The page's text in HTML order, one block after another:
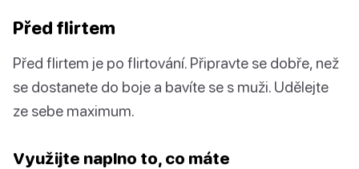
Před flirtem
Před flirtem je po flirtování. Připravte se dobře, než
se dostanete do boje a bavíte se s muži. Udělejte
ze sebe maximum.
Využijte naplno to, co máte